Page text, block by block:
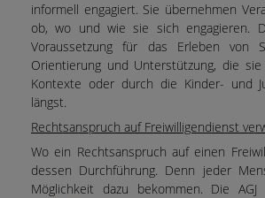
informell engagiert. Sie übernehmen
ob, wo und wie sie sich engagieren.
Voraussetzung für das Erleben von
Orientierung und Unterstützung, die
Kontexte oder durch die Kinder- und
längst.
Rechtsanspruch auf Freiwilligendienst
Wo ein Rechtsanspruch auf einen
dessen Durchführung. Denn jeder
Möglichkeit dazu bekommen. Die